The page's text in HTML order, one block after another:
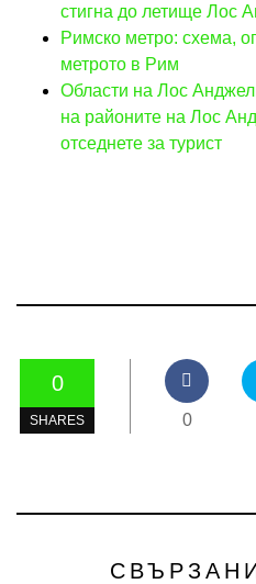
стигна до летище Лос
Римско метро: схема,
метрото в Рим
Области на Лос
на районите на Лос
отседнете за турист
0
SHARES 0